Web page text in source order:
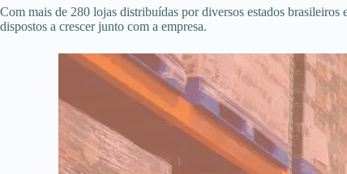
Com mais de 280 lojas distribuídas por diversos estados
dispostos a crescer junto com a empresa.